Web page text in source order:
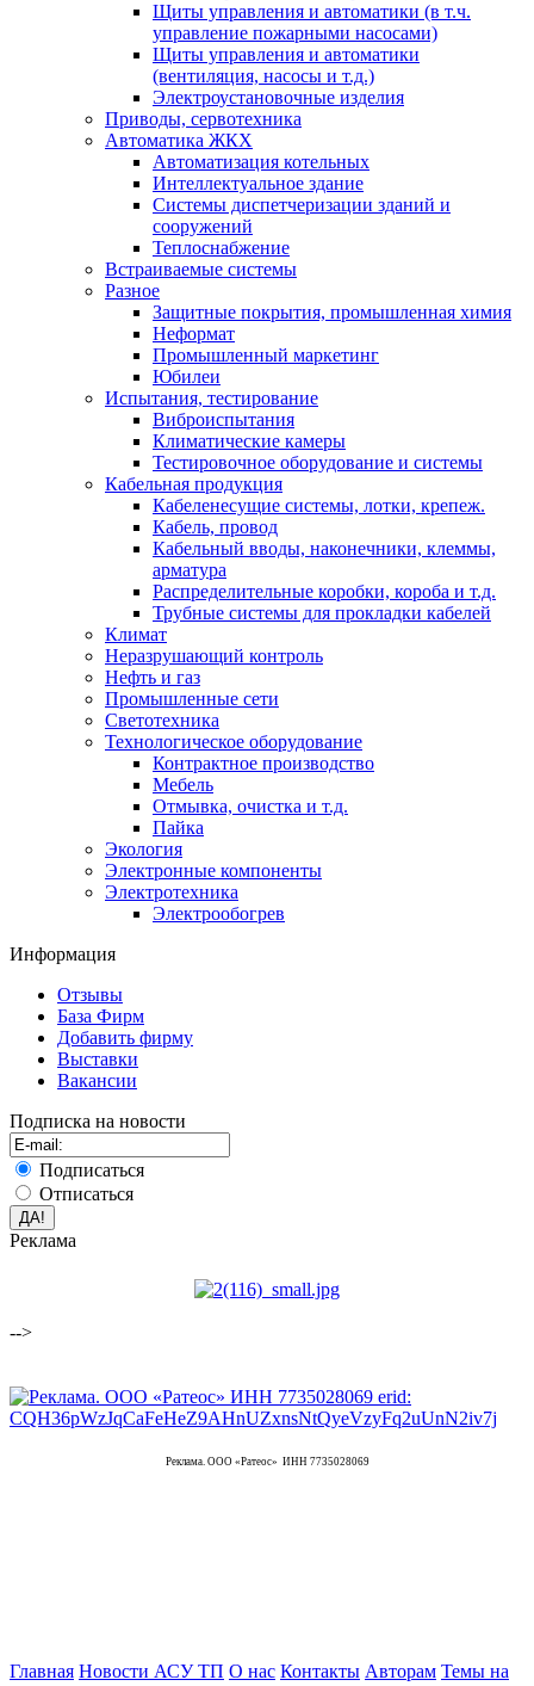
Щиты управления и автоматики (в т.ч.
управление пожарными насосами)
Щиты управления и автоматики
(вентиляция, насосы и т.д.)
Электроустановочные изделия
Приводы, сервотехника
Автоматика ЖКХ
Автоматизация котельных
Интеллектуальное здание
Системы диспетчеризации зданий и
сооружений
Теплоснабжение
Встраиваемые системы
Разное
Защитные покрытия, промышленная химия
Неформат
Промышленный маркетинг
Юбилеи
Испытания, тестирование
Виброиспытания
Климатические камеры
Тестировочное оборудование и системы
Кабельная продукция
Кабеленесущие системы, лотки, крепеж.
Кабель, провод
Кабельный вводы, наконечники, клеммы,
арматура
Распределительные коробки, короба и т.д.
Трубные системы для прокладки кабелей
Климат
Неразрушающий контроль
Нефть и газ
Промышленные сети
Светотехника
Технологическое оборудование
Контрактное производство
Мебель
Отмывка, очистка и т.д.
Пайка
Экология
Электронные компоненты
Электротехника
Электрообогрев
Информация
Отзывы
База Фирм
Добавить фирму
Выставки
Вакансии
Подписка на новости
Подписаться
Отписаться
Реклама
-->
Реклама. ООО «Ратеос» ИНН 7735028069
Главная Новости АСУ ТП О нас Контакты Авторам Темы на